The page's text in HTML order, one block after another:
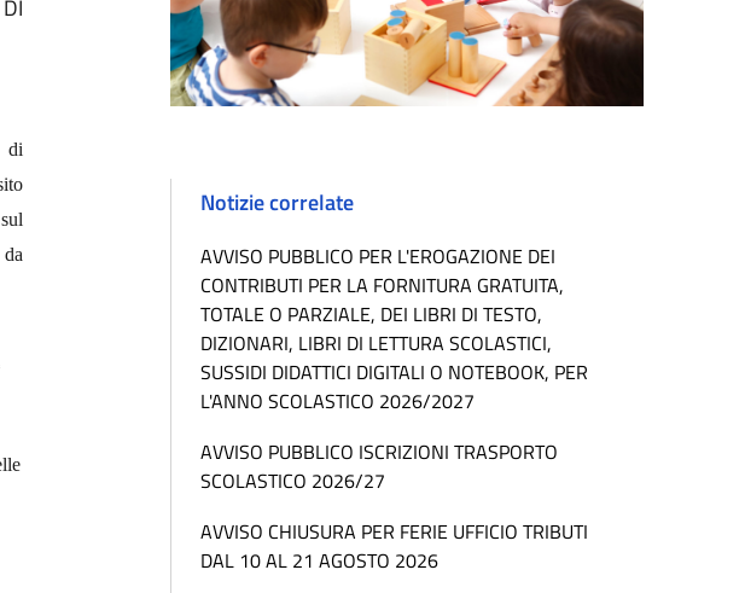
di
Notizie correlate
AVVISO PUBBLICO PER L'EROGAZIONE DEI
CONTRIBUTI PER LA FORNITURA GRATUITA,
TOTALE O PARZIALE, DEI LIBRI DI TESTO,
DIZIONARI, LIBRI DI LETTURA SCOLASTICI,
SUSSIDI DIDATTICI DIGITALI O NOTEBOOK, PER
L'ANNO SCOLASTICO 2026/2027
AVVISO PUBBLICO ISCRIZIONI TRASPORTO
SCOLASTICO 2026/27
AVVISO CHIUSURA PER FERIE UFFICIO TRIBUTI
DAL 10 AL 21 AGOSTO 2026